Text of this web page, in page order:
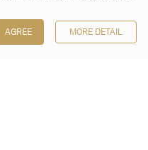
AGREE MORE DETAIL